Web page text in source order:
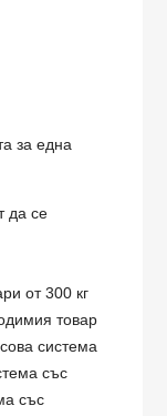
за една
да се
от 300 кг
товар
система
със
със